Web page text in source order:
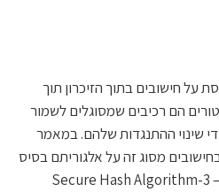
על חישובים בתוך הזיכרון תוך
הם רכיבים שמסוגלים לשמור
שינוי ההתנגדות שלהם. במאמר
מסוג זה על אלגוריתם בסיס
בעולם של תקשורת מאובטחת – Secure Hash Algorithm-3